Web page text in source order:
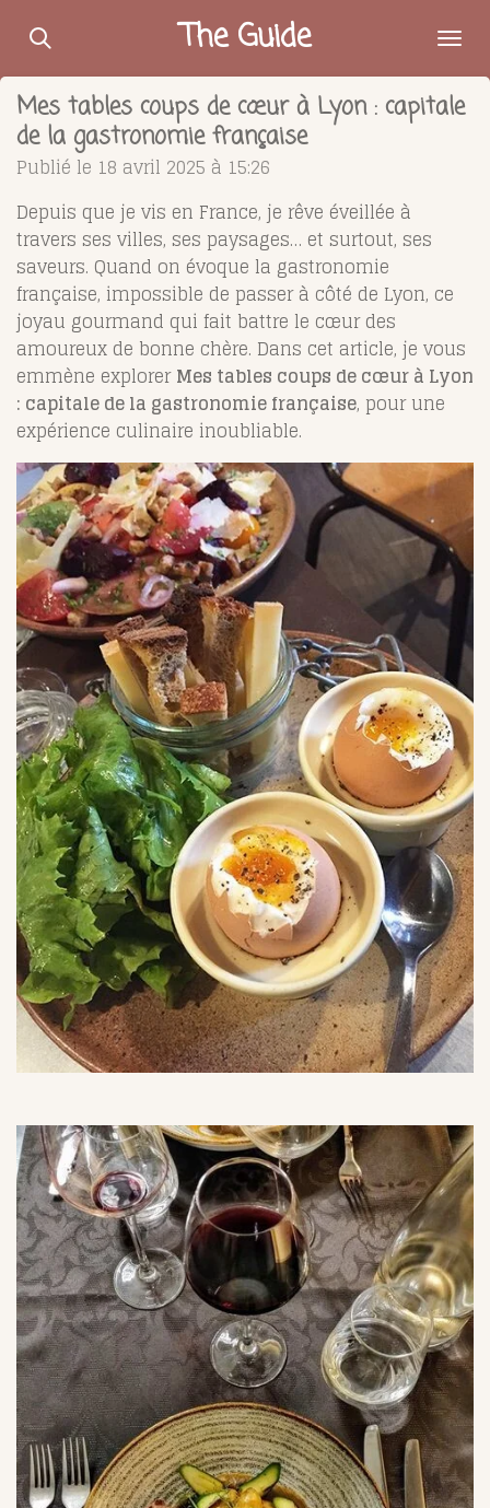
Passer
contenu
principal
The Guide
Mes tables coups de cœur à Lyon : capitale
de la gastronomie française
Publié le 18 avril 2025 à 15:26
Depuis que je vis en France, je rêve éveillée à
travers ses villes, ses paysages… et surtout, ses
saveurs. Quand on évoque la gastronomie
française, impossible de passer à côté de Lyon, ce
joyau gourmand qui fait battre le cœur des
amoureux de bonne chère. Dans cet article, je vous
emmène explorerMes tables coups de cœur à Lyon
: capitale de la gastronomie française, pour une
expérience culinaire inoubliable.